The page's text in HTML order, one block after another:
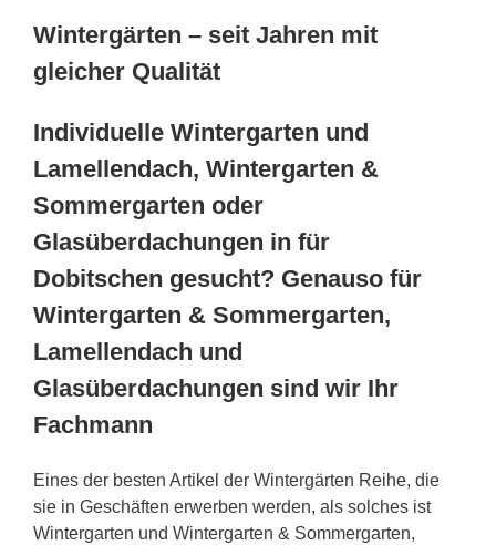
Wintergärten – seit Jahren mit
gleicher Qualität
Individuelle Wintergarten und
Lamellendach, Wintergarten &
Sommergarten oder
Glasüberdachungen in für
Dobitschen gesucht? Genauso für
Wintergarten & Sommergarten,
Lamellendach und
Glasüberdachungen sind wir Ihr
Fachmann
Eines der besten Artikel der Wintergärten Reihe, die
sie in Geschäften erwerben werden, als solches ist
Wintergarten und Wintergarten & Sommergarten,